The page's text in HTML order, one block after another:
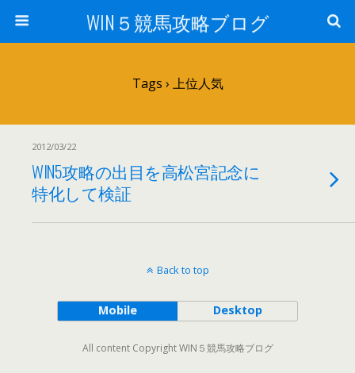
WIN５競馬攻略ブログ
Tags › 上位人気
2012/03/22
WIN5攻略の出目を高松宮記念に
特化して検証
Back to top
Mobile Desktop
All content Copyright WIN５競馬攻略ブログ